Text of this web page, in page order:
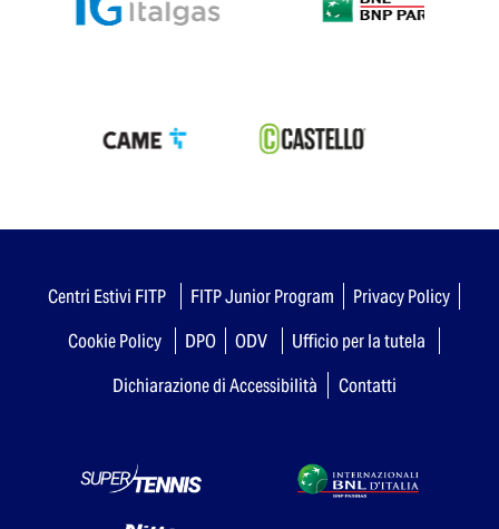
Centri Estivi FITP FITP Junior Program
Privacy Policy
Cookie Policy
DPO ODV
Ufficio per la tutela
Dichiarazione di Accessibilità
Contatti